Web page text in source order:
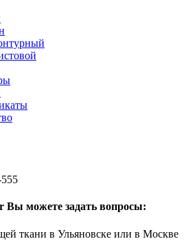
Вы можете задать вопросы:
ткани в Ульяновске или в Москве